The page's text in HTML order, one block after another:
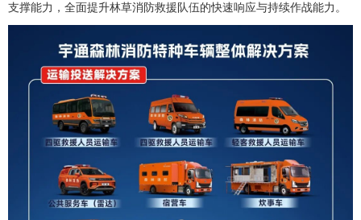
支撑能力，全面提升林草消防救援队伍的快速响应与持续作战能力。